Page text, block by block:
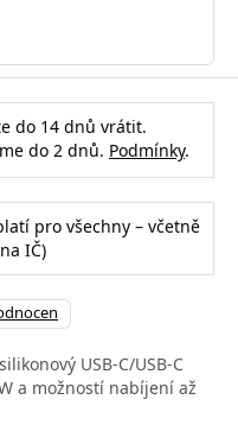
do 14 dnů vrátit.
do 2 dnů. Podmínky.
pro všechny – včetně
IČ)
USB-C/USB-C
a možností nabíjení až